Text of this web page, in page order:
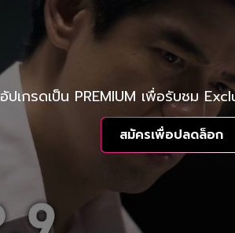
อัปเกรดเป็น PREMIUM เพื่อรับชม
สมัครเพื่อปลดล็อก